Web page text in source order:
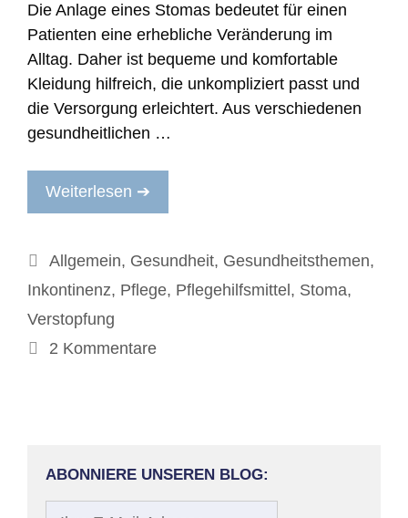
Die Anlage eines Stomas bedeutet für einen
Patienten eine erhebliche Veränderung im
Alltag. Daher ist bequeme und komfortable
Kleidung hilfreich, die unkompliziert passt und
die Versorgung erleichtert. Aus verschiedenen
gesundheitlichen …
Weiterlesen ➔
Kategorien
Allgemein, Gesundheit, Gesundheitsthemen,
Inkontinenz, Pflege, Pflegehilfsmittel , Stoma,
Verstopfung
2 Kommentare
ABONNIERE UNSEREN BLOG: